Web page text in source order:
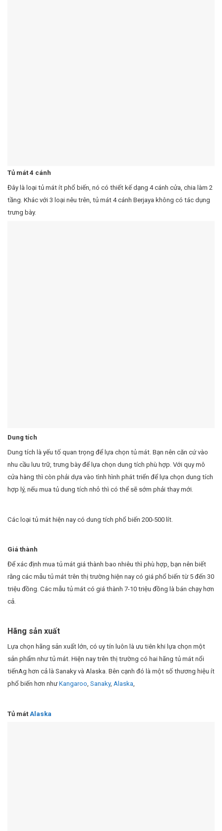
Tủ mát 4 cánh
Đây là loại tủ mát ít phổ biến, nó có thiết kế dạng 4 cánh cửa, chia làm 2
tầng. Khác với 3 loại nêu trên, tủ mát 4 cánh Berjaya không có tác dụng
trưng bày.
Dung tích
Dung tích là yếu tố quan trọng để lựa chọn tủ mát. Bạn nên căn cứ vào
nhu cầu lưu trữ, trưng bày để lựa chọn dung tích phù hợp. Với quy mô
cửa hàng thì còn phải dựa vào tình hình phát triển để lựa chọn dung tích
hợp lý, nếu mua tủ dung tích nhỏ thì có thể sẽ sớm phải thay mới.
Các loại tủ mát hiện nay có dung tích phổ biến 200-500 lít.
Giá thành
Để xác định mua tủ mát giá thành bao nhiêu thì phù hợp, bạn nên biết
rằng các mẫu tủ mát trên thị trường hiện nay có giá phổ biến từ 5 đến 30
triệu đồng. Các mẫu tủ mát có giá thành 7-10 triệu đồng là bán chạy hơn
cả.
Hãng sản xuất
Lựa chọn hãng sản xuất lớn, có uy tín luôn là ưu tiên khi lựa chọn một
sản phẩm như tủ mát. Hiện nay trên thị trường có hai hãng tủ mát nổi
tiếnAg hơn cả là Sanaky và Alaska. Bên cạnh đó là một số thương hiệu ít
phổ biến hơn nhưKangaroo, Sanaky, Alaska,
Tủ mát Alaska